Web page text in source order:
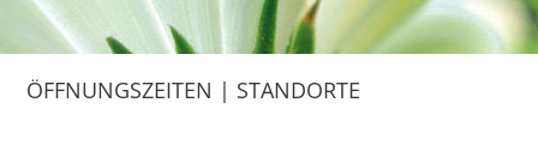
ÖFFNUNGSZEITEN | STANDORTE